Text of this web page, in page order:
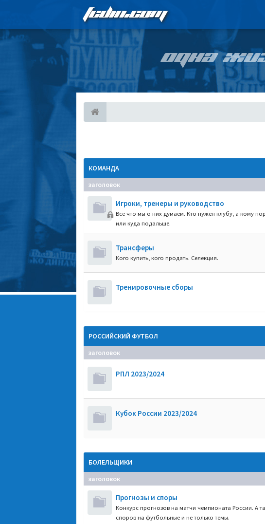
FCDIN.COM
ОДНА
КОМАНДА
заголовок
Игроки, тренеры и руководство
Все что мы о них думаем. Кто нужен клубу, а кому
или куда подальше.
Трансферы
Кого купить, кого продать. Селекция.
Тренировочные сборы
РОССИЙСКИЙ ФУТБОЛ
заголовок
РПЛ 2023/2024
Кубок России 2023/2024
БОЛЕЛЬЩИКИ
заголовок
Прогнозы и споры
Конкурс прогнозов на матчи чемпионата России. А
споров на футбольные и не только темы.